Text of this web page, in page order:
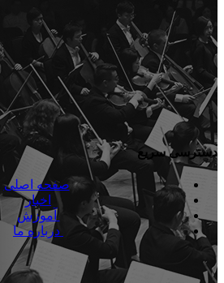
دسترسی سریع
صفحه اصلی
اخبار
آموزش
درباره ما